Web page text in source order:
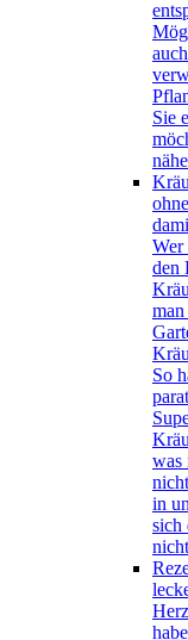
Sie
Wer
den
So
was
in
sich